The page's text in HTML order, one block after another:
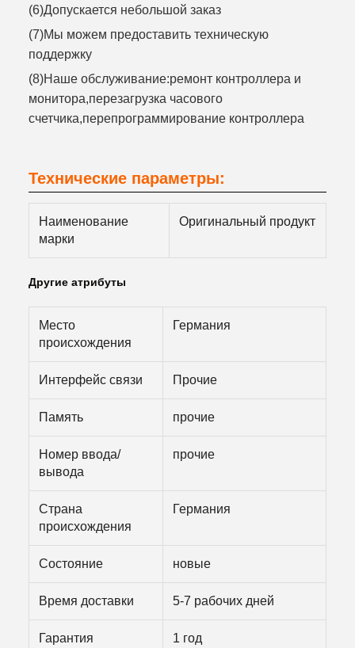
(6)Допускается небольшой заказ
(7)Мы можем предоставить техническую
поддержку
(8)Наше обслуживание:ремонт контроллера и
монитора,перезагрузка часового
счетчика,перепрограммирование контроллера
Технические параметры:
Наименование
марки
Оригинальный продукт
Другие атрибуты
Место
происхождения
Германия
Интерфейс связи Прочие
Память прочие
Номер ввода/
вывода
прочие
Страна
происхождения
Германия
Состояние новые
Время доставки 5-7 рабочих дней
Гарантия 1 год